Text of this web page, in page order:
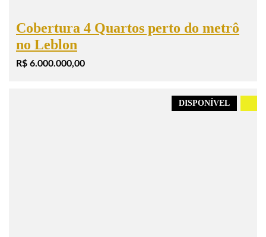
Cobertura 4 Quartos perto do metrô
no Leblon
R$ 6.000.000,00
DISPONÍVEL